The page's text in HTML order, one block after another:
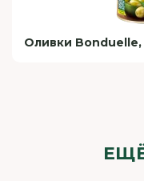
Оливки Bonduelle,